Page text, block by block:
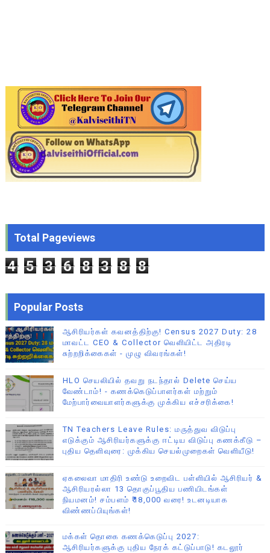
Total Pageviews
4 5 3 6 8 3 8 8
Popular Posts
ஆசிரியர்கள் கவனத்திற்கு! Census 2027 Duty: 28
மாவட்ட CEO & Collector வெளியிட்ட அதிரடி
சுற்றறிக்கைகள் - முழு விவரங்கள்!
HLO செயலியில் தவறு நடந்தால் Delete செய்ய
வேண்டாம்! - கணக்கெடுப்பாளர்கள் மற்றும்
மேற்பார்வையாளர்களுக்கு முக்கிய எச்சரிக்கை!
TN Teachers Leave Rules: மருத்துவ விடுப்பு
எடுக்கும் ஆசிரியர்களுக்கு ஈட்டிய விடுப்பு கணக்கீடு –
புதிய தெளிவுரை: முக்கிய செயல்முறைகள் வெளியீடு!
ஏகலைவா மாதிரி உண்டு உறைவிட பள்ளியில் ஆசிரியர் &
ஆசிரியரல்லா 13 தொகுப்பூதிய பணியிடங்கள்
நியமனம்! சம்பளம் ₹18,000 வரை! உடனடியாக
விண்ணப்பியுங்கள்!
மக்கள் தொகை கணக்கெடுப்பு 2027:
ஆசிரியர்களுக்கு புதிய நேரக் கட்டுப்பாடு! கடலூர்